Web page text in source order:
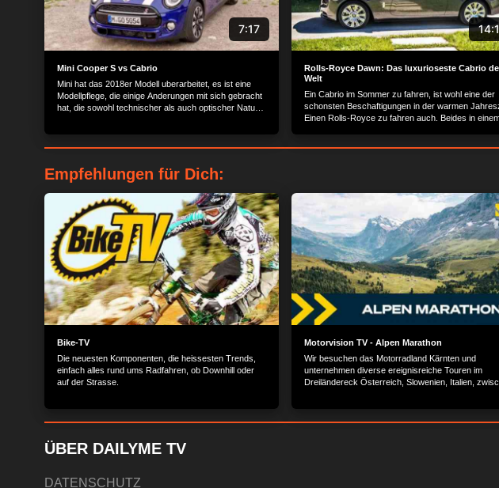
7:17
Mini Cooper S vs Cabrio
Mini hat das 2018er Modell uberarbeitet, es ist eine
Modellpflege, die einige Anderungen mit sich gebracht
hat, die sowohl technischer als auch optischer Natur
Handlern.
Rolls-Royce Dawn: Das luxurioseste Cabrio
Welt
Ein Cabrio im Sommer zu fahren, ist wohl eine der
schonsten Beschaftigungen in der warmen
Einen Rolls-Royce zu fahren auch. Beides in
Empfehlungen für Dich:
Bike-TV
Die neuesten Komponenten, die heissesten Trends,
einfach alles rund ums Radfahren, ob Downhill oder
auf der Strasse.
Motorvision TV - Alpen Marathon
Wir besuchen das Motorradland Kärnten und
unternehmen diverse ereignisreiche Touren im
Dreiländereck Österreich, Slowenien, Italien,
ÜBER DAILYME TV
DATENSCHUTZ